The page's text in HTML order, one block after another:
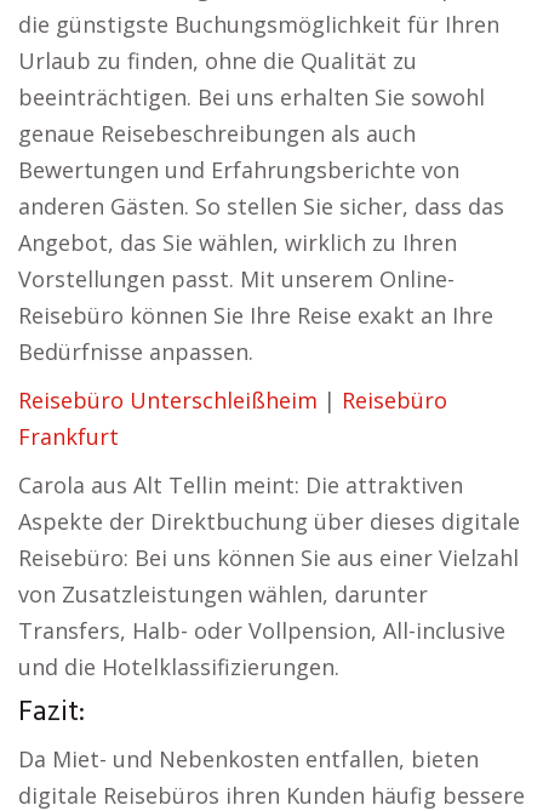
die günstigste Buchungsmöglichkeit für Ihren
Urlaub zu finden, ohne die Qualität zu
beeinträchtigen. Bei uns erhalten Sie sowohl
genaue Reisebeschreibungen als auch
Bewertungen und Erfahrungsberichte von
anderen Gästen. So stellen Sie sicher, dass das
Angebot, das Sie wählen, wirklich zu Ihren
Vorstellungen passt. Mit unserem Online-
Reisebüro können Sie Ihre Reise exakt an Ihre
Bedürfnisse anpassen.
Reisebüro Unterschleißheim | Reisebüro
Frankfurt
Carola aus Alt Tellin meint: Die attraktiven
Aspekte der Direktbuchung über dieses digitale
Reisebüro: Bei uns können Sie aus einer Vielzahl
von Zusatzleistungen wählen, darunter
Transfers, Halb- oder Vollpension, All-inclusive
und die Hotelklassifizierungen.
Fazit:
Da Miet- und Nebenkosten entfallen, bieten
digitale Reisebüros ihren Kunden häufig bessere